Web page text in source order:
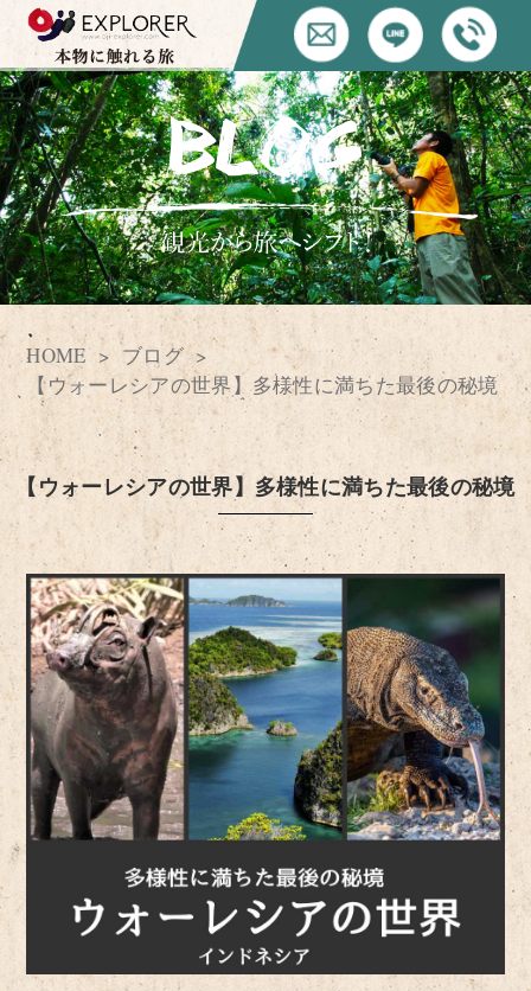
HOME
ブログ
【ウォーレシアの世界】多様性に満ちた最後の秘境
【ウォーレシアの世界】多様性に満ちた最後の秘境